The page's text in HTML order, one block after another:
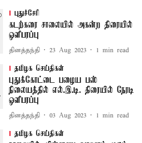
புதுச்சேரி
கடற்கரை சாலையில் அகன்ற திரையில்
ஒளிபரப்பு
தினத்தந்தி 23 Aug 2023 1 min read
தமிழக செய்திகள்
புதுக்கோட்டை பழைய பஸ்
நிலையத்தில் எல்.இ.டி. திரையில் நேரடி
ஒளிபரப்பு
தினத்தந்தி 03 Aug 2023 1 min read
தமிழக செய்திகள்